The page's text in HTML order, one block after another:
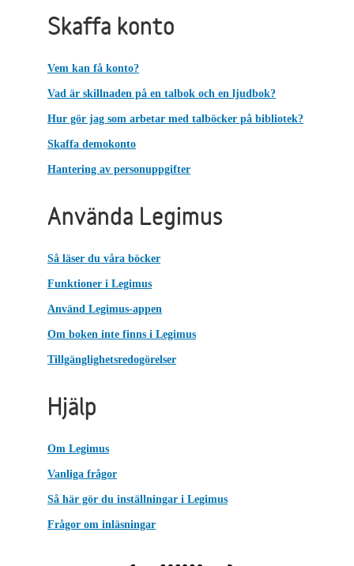
Skaffa konto
Vem kan få konto?
Vad är skillnaden på en talbok och en ljudbok?
Hur gör jag som arbetar med talböcker på bibliotek?
Skaffa demokonto
Hantering av personuppgifter
Använda Legimus
Så läser du våra böcker
Funktioner i Legimus
Använd Legimus-appen
Om boken inte finns i Legimus
Tillgänglighetsredogörelser
Hjälp
Om Legimus
Vanliga frågor
Så här gör du inställningar i Legimus
Frågor om inläsningar